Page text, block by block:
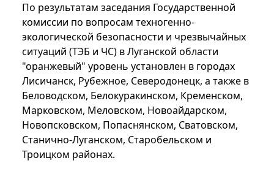
По результатам заседания Государственной
комиссии по вопросам техногенно-
экологической безопасности и чрезвычайных
ситуаций (ТЭБ и ЧС) в Луганской области
"оранжевый" уровень установлен в городах
Лисичанск, Рубежное, Северодонецк, а также в
Беловодском, Белокуракинском, Кременском,
Марковском, Меловском, Новоайдарском,
Новопсковском, Попаснянском, Сватовском,
Станично-Луганском, Старобельском и
Троицком районах.